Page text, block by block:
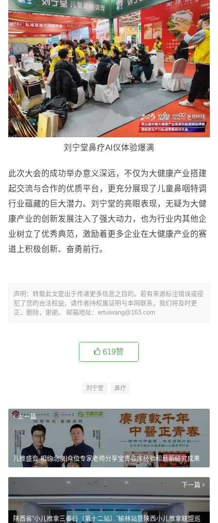
刘宁堂鼻疗AI仪体验爆满
此次大会的成功举办意义深远，不仅为大健康产业搭建
起交流与合作的优质平台，更充分展现了儿童鼻咽特调
行业蕴藏的巨大潜力。刘宁堂的亮眼表现，无疑为大健
康产业的创新发展注入了强大动力，也为行业内其他企
业树立了优秀典范，激励着更多企业在大健康产业的赛
道上积极创新、奋勇前行。
声明：转载此文是出于传递更多信息之目的。若有来源标注错误或侵
犯了您的合法权益，请作者持权属证明与本网联系，我们将及时更
正、删除，谢谢。 邮箱地址：ertuiwang@163.com
619赞
刘宁堂 鼻疗
上一篇
儿推盛会 相约北京|众位专家老师分享宝贵临床经验和最新研究成果
下一篇
陕西省“小儿推拿三秦行（第十二站）”榆林站暨陕西小儿推拿联盟巡